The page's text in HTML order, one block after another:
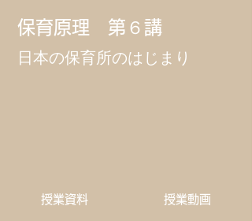
保育原理 第６講
​日本の保育所のはじまり
​授業資料 ​授業動画